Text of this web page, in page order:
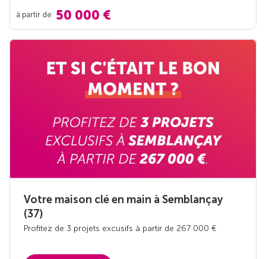
à partir de 50 000 €
Votre maison clé en main à Semblançay
(37)
Profitez de 3 projets excusifs à partir de 267 000 €